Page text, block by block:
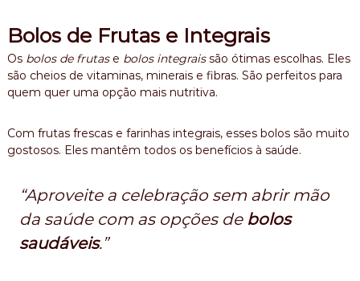
Bolos de Frutas e Integrais
Os bolos de frutase bolos integraissão ótimas escolhas. Eles
são cheios de vitaminas, minerais e fibras. São perfeitos para
quem quer uma opção mais nutritiva.
Com frutas frescas e farinhas integrais, esses bolos são muito
gostosos. Eles mantêm todos os benefícios à saúde.
“Aproveite a celebração sem abrir mão
da saúde com as opções de bolos
saudáveis.”